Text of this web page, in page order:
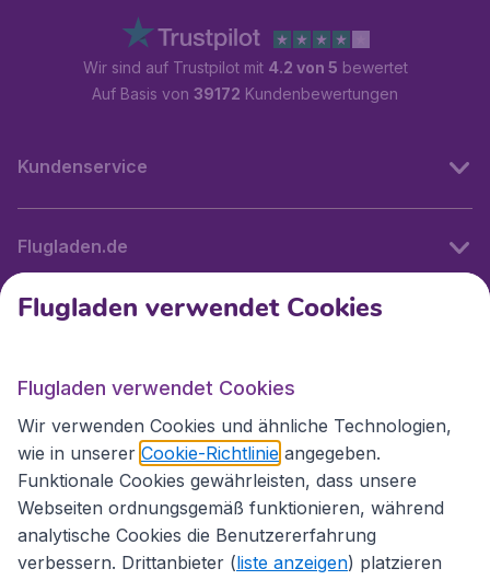
Wir sind auf Trustpilot mit 4.2 von 5 bewertet
Auf Basis von 39172 Kundenbewertungen
Kundenservice
Flugladen.de
Internationale Webseiten
Folgen Sie uns:
Flugladen verwendet Cookies
Flugladen verwendet Cookies
Wir verwenden Cookies und ähnliche Technologien,
wie in unserer Cookie-Richtlinie angegeben.
Funktionale Cookies gewährleisten, dass unsere
Webseiten ordnungsgemäß funktionieren, während
analytische Cookies die Benutzererfahrung
verbessern. Drittanbieter (liste anzeigen) platzieren